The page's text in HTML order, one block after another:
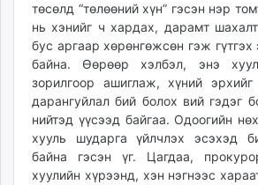
төсөлд “төлөөний хүн” гэсэн нэр
нь хэнийг ч хардах, дарамт
бус аргаар хөрөнгөжсөн гэж
байна. Өөрөөр хэлбэл, энэ
зорилгоор ашиглаж, хүний
дарангуйлал бий болох вий гэдэг
нийтэд үүсээд байгаа. Одоогийн
хууль шударга үйлчлэх эсэхэд
байна гэсэн үг. Цагдаа,
хуулийн хүрээнд, хэн нэгнээс